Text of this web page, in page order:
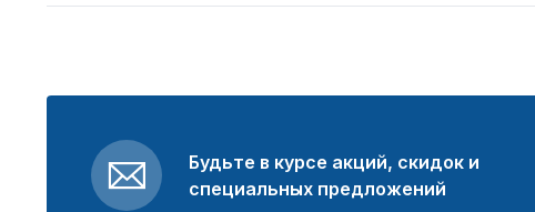
Будьте в курсе акций, скидок и
специальных предложений